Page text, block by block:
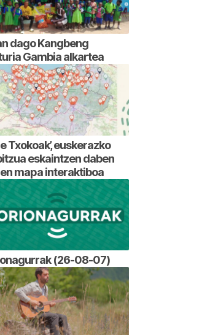
dago Kangbeng
Gambia alkartea
Txokoak’, euskerazko
eskaintzen daben
mapa interaktiboa
(26-08-07)